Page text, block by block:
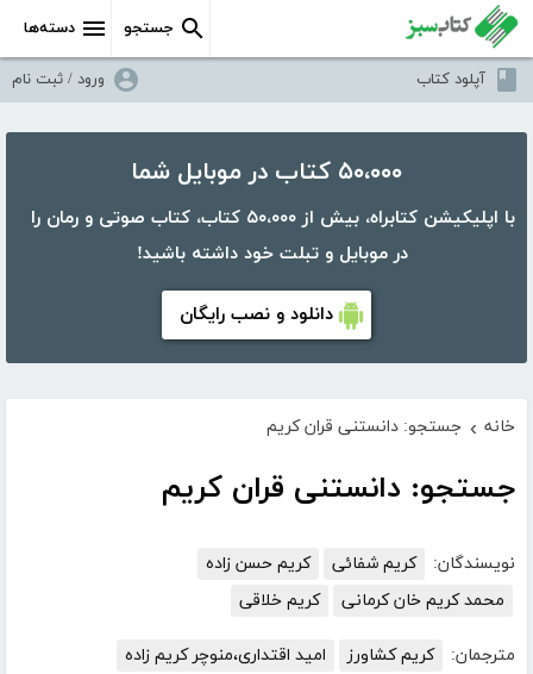
دسته‌ها جستجو
آپلود کتاب ورود / ثبت نام
۵۰،۰۰۰ کتاب در موبایل شما
با اپلیکیشن کتابراه، بیش از ۵۰،۰۰۰ کتاب، کتاب صوتی و رمان را
در موبایل و تبلت خود داشته باشید!
دانلود و نصب رایگان
خانه › جستجو: دانستنی قران کریم
جستجو: دانستنی قران کریم
نویسندگان: کریم شفائی
کریم حسن زاده
محمد کریم خان کرمانی
کریم خلاقی
مترجمان: کریم کشاورز
امید اقتداری،منوچر کریم زاده